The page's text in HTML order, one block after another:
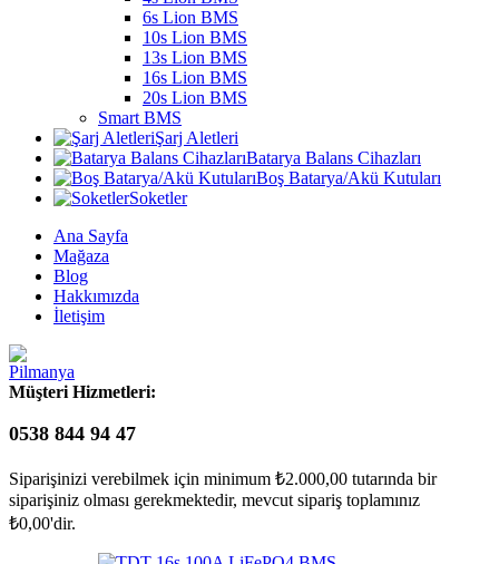
6s Lion BMS
10s Lion BMS
13s Lion BMS
16s Lion BMS
20s Lion BMS
Smart BMS
Şarj Aletleri
Batarya Balans Cihazları
Boş Batarya/Akü Kutuları
Soketler
Ana Sayfa
Mağaza
Blog
Hakkımızda
İletişim
Müşteri Hizmetleri:
0538 844 94 47
Siparişinizi verebilmek için minimum ₺2.000,00 tutarında bir
siparişiniz olması gerekmektedir, mevcut sipariş toplamınız
₺0,00'dir.